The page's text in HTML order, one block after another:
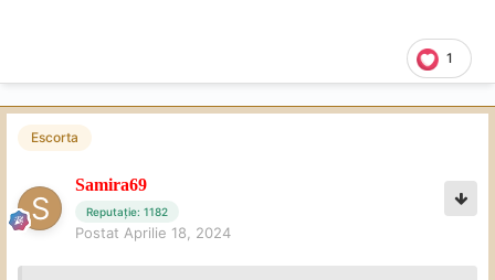
1
Escorta
Samira69
Reputație: 1182
Postat Aprilie 18, 2024